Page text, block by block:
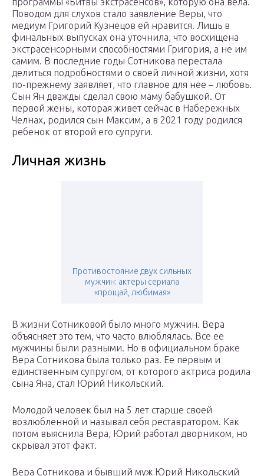
Поводом для слухов стало заявление Веры, что
медиум Григорий Кузнецов ей нравится. Лишь в
финальных выпусках она уточнила, что восхищена
экстрасенсорными способностями Григория, а не им
самим. В последние годы Сотникова перестала
делиться подробностями о своей личной жизни, хотя
по-прежнему заявляет, что главное для нее – любовь.
Сын Ян дважды сделал свою маму бабушкой. От
первой жены, которая живет сейчас в Набережных
Челнах, родился сын Максим, а в 2021 году родился
ребенок от второй его супруги.
Личная жизнь
Противостояние двух сильных
мужчин: актеры сериала
«прощай, любимая»
В жизни Сотниковой было много мужчин. Вера
объясняет это тем, что часто влюблялась. Все ее
мужчины были разными. Но в официальном браке
Вера Сотникова была только раз. Ее первым и
единственным супругом, от которого актриса родила
сына Яна, стал Юрий Никольский.
Молодой человек был на 5 лет старше своей
возлюбленной и называл себя реставратором. Как
потом выяснила Вера, Юрий работал дворником, но
скрывал этот факт.
Вера Сотникова и бывший муж Юрий Никольский